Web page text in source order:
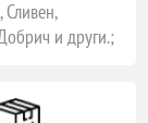
Сливен,
и други.;